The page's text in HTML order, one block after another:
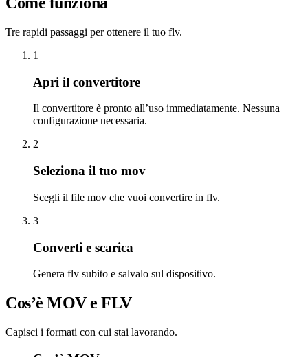
Tre rapidi passaggi per ottenere il tuo flv.
1
Apri il convertitore
Il convertitore è pronto all’uso immediatamente. Nessuna
configurazione necessaria.
2
Seleziona il tuo mov
Scegli il file mov che vuoi convertire in flv.
3
Converti e scarica
Genera flv subito e salvalo sul dispositivo.
Cos’è MOV e FLV
Capisci i formati con cui stai lavorando.